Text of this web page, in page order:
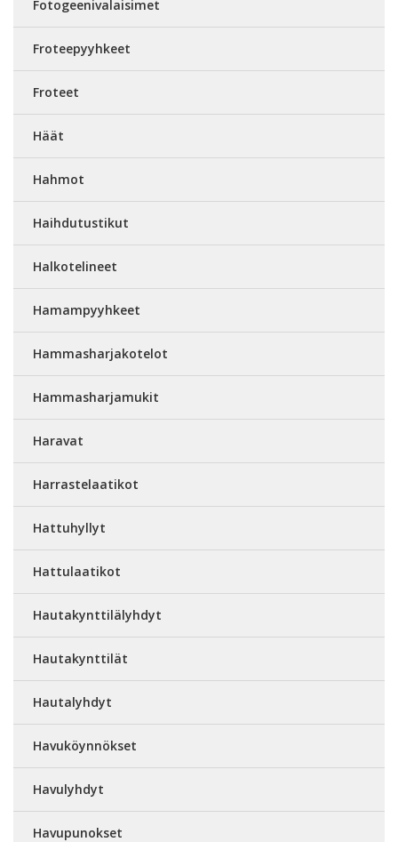
Fotogeenivalaisimet
Froteepyyhkeet
Froteet
Häät
Hahmot
Haihdutustikut
Halkotelineet
Hamampyyhkeet
Hammasharjakotelot
Hammasharjamukit
Haravat
Harrastelaatikot
Hattuhyllyt
Hattulaatikot
Hautakynttilälyhdyt
Hautakynttilät
Hautalyhdyt
Havuköynnökset
Havulyhdyt
Havupunokset